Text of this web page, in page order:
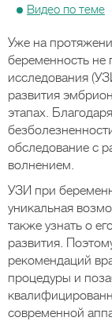
Видео по теме
Уже на
беременность не
исследования
развития
этапах.
обследование с
волнением.
УЗИ при
уникальная
также узнать о
развития.
рекомендаций
процедуры и
современной